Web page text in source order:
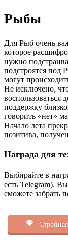
Рыбы
Для Рыб очень
которое
нужно
подстроятся под
могут
Не исключено,
воспользоваться
поддержку
говорить «нет»
Начало лета
позитива,
Награда для
Выбирайте в
есть Telegram).
сможете забрать